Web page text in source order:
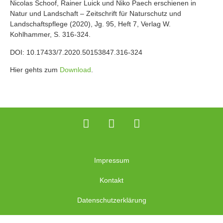
Nicolas Schoof, Rainer Luick und Niko Paech erschienen in
Natur und Landschaft – Zeitschrift für Naturschutz und
Landschaftspflege (2020), Jg. 95, Heft 7, Verlag W.
Kohlhammer, S. 316-324.
DOI: 10.17433/7.2020.50153847.316-324
Hier gehts zum Download
Impressum
Kontakt
Datenschutzerklärung